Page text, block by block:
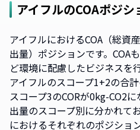
アイフルのCOAポジシ
アイフルにおけるCOA（総資
出量）ポジションです。COA
ど環境に配慮したビジネスを
アイフルのスコープ1+2の合計
スコープ3のCORが0kg-CO2
出量のスコープ別に分かれて
におけるそれぞれのポジショ